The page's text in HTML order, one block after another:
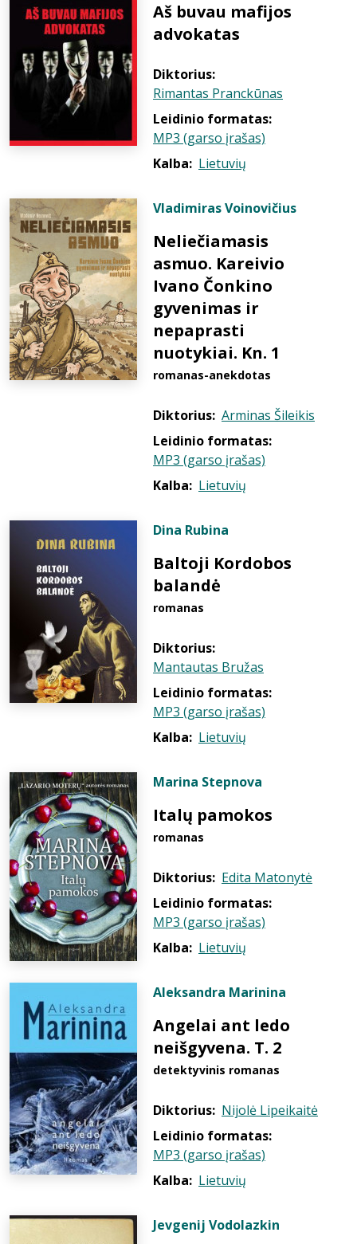
Aš buvau mafijos
advokatas
Diktorius:
Rimantas Pranckūnas
Leidinio formatas:
MP3 (garso įrašas)
Kalba: Lietuvių
Vladimiras Voinovičius
Neliečiamasis
asmuo. Kareivio
Ivano Čonkino
gyvenimas ir
nepaprasti
nuotykiai. Kn. 1
romanas-anekdotas
Diktorius: Arminas Šileikis
Leidinio formatas:
MP3 (garso įrašas)
Kalba: Lietuvių
Dina Rubina
Baltoji Kordobos
balandė
romanas
Diktorius:
Mantautas Bružas
Leidinio formatas:
MP3 (garso įrašas)
Kalba: Lietuvių
Marina Stepnova
Italų pamokos
romanas
Diktorius: Edita Matonytė
Leidinio formatas:
MP3 (garso įrašas)
Kalba: Lietuvių
Aleksandra Marinina
Angelai ant ledo
neišgyvena. T. 2
detektyvinis romanas
Diktorius: Nijolė Lipeikaitė
Leidinio formatas:
MP3 (garso įrašas)
Kalba: Lietuvių
Jevgenij Vodolazkin